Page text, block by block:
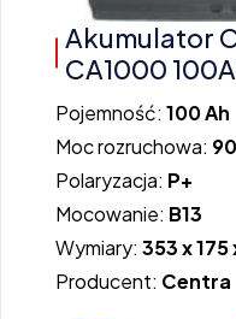
Akumulator
CA1000
Pojemność: 100 Ah
Moc rozruchowa:
Polaryzacja: P+
Mocowanie: B13
Wymiary: 353 x 175
Producent: Centra